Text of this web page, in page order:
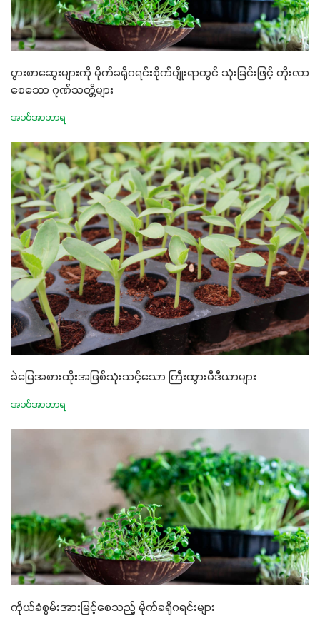
ပွားစာဆွေးများကို မိုက်ခရိုဂရင်းစိုက်ပျိုးရာတွင် သုံးခြင်းဖြင့် တိုးလာ
စေသော ဂုဏ်သတ္တိများ
အပင်အာဟာရ
ခဲမြေအစားထိုးအဖြစ်သုံးသင့်သော ကြီးထွားမီဒီယာများ
အပင်အာဟာရ
ကိုယ်ခံစွမ်းအားမြင့်စေသည့် မိုက်ခရိုဂရင်းများ